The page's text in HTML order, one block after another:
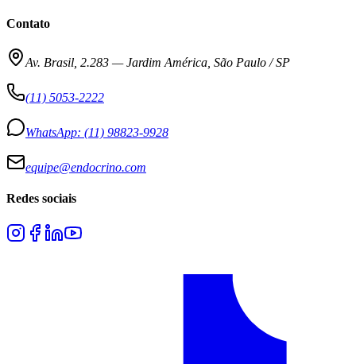
Contato
Av. Brasil, 2.283 —Jardim América, São Paulo / SP
(11) 5053-2222
WhatsApp: (11) 98823-9928
equipe@endocrino.com
Redes sociais